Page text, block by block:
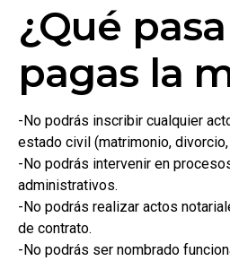
¿Qué
pagas la
-No podrás inscribir cualquier
estado civil (matrimonio,
-No podrás intervenir en
administrativos.
-No podrás realizar actos
de contrato.
-No podrás ser nombrado